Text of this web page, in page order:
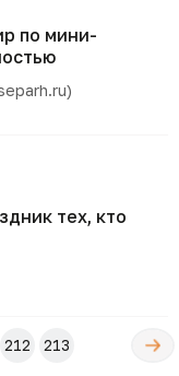
по мини-
тех, кто
212 213